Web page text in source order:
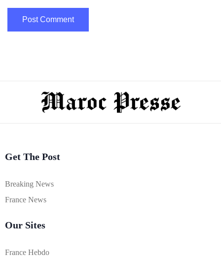
Get The Post
Breaking News
France News
Our Sites
France Hebdo